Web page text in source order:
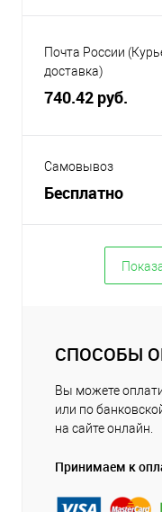
Почта России
доставка)
740.42 руб.
Самовывоз
Бесплатно
СПОСОБЫ
Вы можете
или по
на сайте онлайн.
Принимаем к